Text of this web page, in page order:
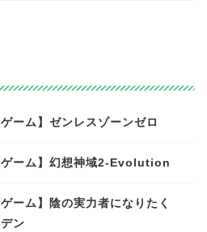
ーム】ゼンレスゾーンゼロ
ゲーム】幻想神域2-Evolution
ーム】陰の実力者になりたく
ン